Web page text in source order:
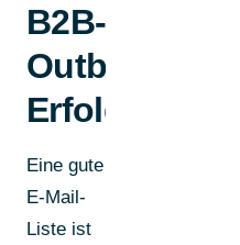
B2B-
Outbound-
Erfolg
Eine gute
E-Mail-
Liste ist